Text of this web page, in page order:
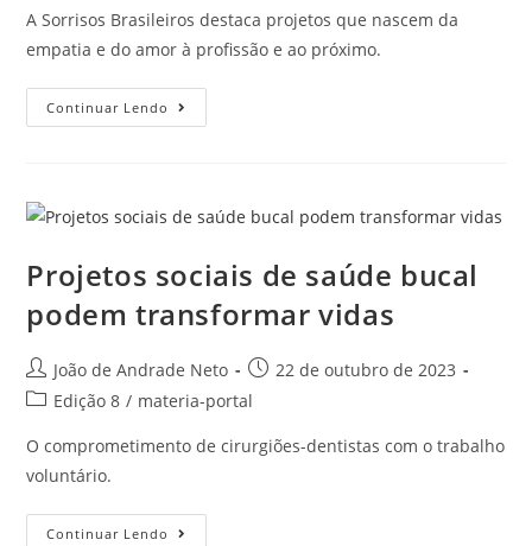
A Sorrisos Brasileiros destaca projetos que nascem da
empatia e do amor à profissão e ao próximo.
Continuar Lendo
Projetos sociais de saúde bucal
podem transformar vidas
João de Andrade Neto
22 de outubro de 2023
Edição 8 / materia-portal
O comprometimento de cirurgiões-dentistas com o trabalho
voluntário.
Continuar Lendo